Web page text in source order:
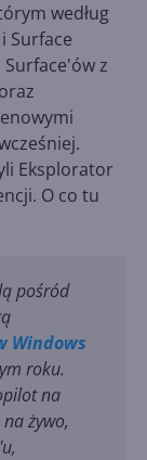
według
Surface
z
oraz
Eksplorator
O co tu
pośród
Windows
roku.
na
żywo,